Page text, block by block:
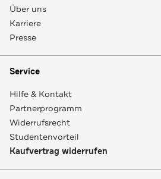
Über uns
Karriere
Presse
Service
Hilfe & Kontakt
Partnerprogramm
Widerrufsrecht
Studentenvorteil
Kaufvertrag widerrufen